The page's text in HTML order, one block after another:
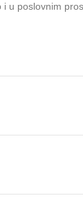
u poslovnim